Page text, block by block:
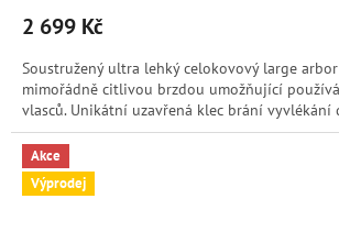
2 699 Kč
Soustružený ultra lehký celokovový large
mimořádně citlivou brzdou umožňující
vlasců. Unikátní uzavřená klec brání vyvlékání
Akce
Výprodej